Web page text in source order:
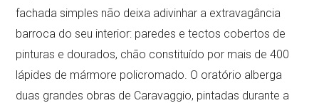
fachada simples não deixa adivinhar a extravagância
barroca do seu interior: paredes e tectos cobertos de
pinturas e dourados, chão constituído por mais de 400
lápides de mármore policromado. O oratório alberga
duas grandes obras de Caravaggio, pintadas durante a